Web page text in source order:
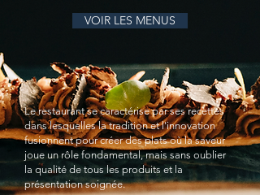
VOIR LES MENUS
Le restaurant se caractérise par ses recettes
dans lesquelles la tradition et l'innovation
fusionnent pour créer des plats où la saveur
joue un rôle fondamental, mais sans oublier
la qualité de tous les produits et la
présentation soignée.